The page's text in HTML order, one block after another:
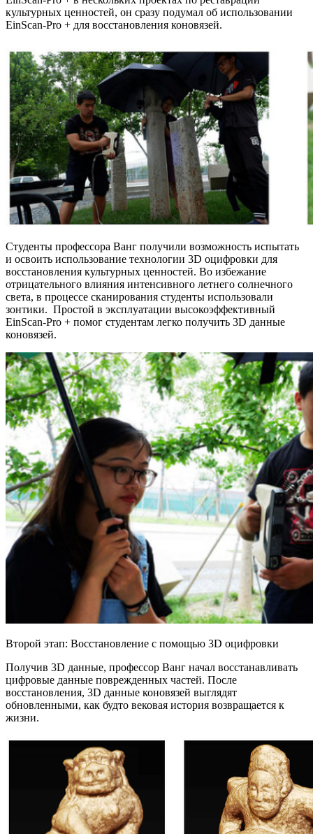
культурных ценностей, он сразу подумал об использовании
EinScan-Pro + для восстановления коновязей.
Студенты профессора Ванг получили возможность испытать
и освоить использование технологии 3D оцифровки для
восстановления культурных ценностей. Во избежание
отрицательного влияния интенсивного летнего солнечного
света, в процессе сканирования студенты использовали
зонтики. Простой в эксплуатации высокоэффективный
EinScan-Pro + помог студентам легко получить 3D данные
коновязей.
Второй этап: Восстановление с помощью 3D оцифровки
Получив 3D данные, профессор Ванг начал восстанавливать
цифровые данные поврежденных частей. После
восстановления, 3D данные коновязей выглядят
обновленными, как будто вековая история возвращается к
жизни.